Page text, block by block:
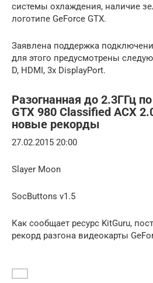
системы охлаждения, наличие
логотипе GeForce GTX.
Заявлена поддержка
для этого предусмотрены
D, HDMI, 3х DisplayPort.
Разогнанная до 2.3ГГц
GTX 980 Classified ACX
новые рекорды
27.02.2015 20:00
Slayer Moon
SocButtons v1.5
Как сообщает ресурс KitGuru,
рекорд разгона видеокарты